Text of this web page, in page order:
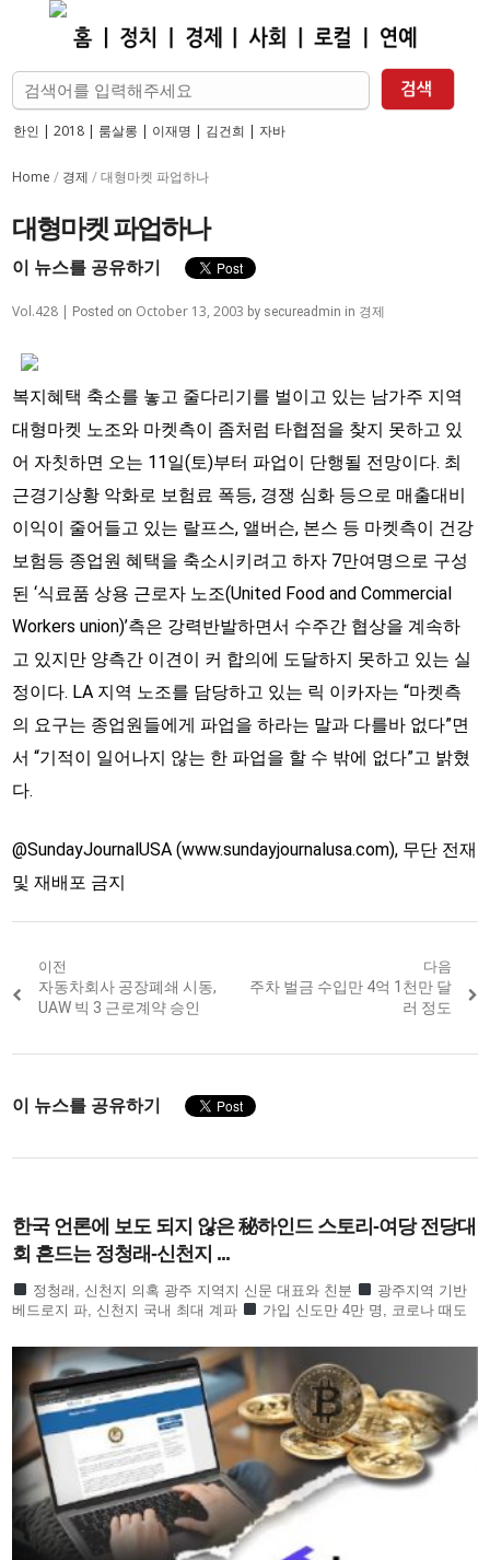
한인 | 2018| 룸살롱 | 이재명 | 김건희 | 자바
Home / 경제 /대형마켓 파업하나
대형마켓 파업하나
이 뉴스를 공유하기
Vol.428 | Posted on October 13, 2003 by secureadmin in 경제
복지혜택 축소를 놓고 줄다리기를 벌이고 있는 남가주 지역
대형마켓 노조와 마켓측이 좀처럼 타협점을 찾지 못하고 있
어 자칫하면 오는 11일(토)부터 파업이 단행될 전망이다. 최
근경기상황 악화로 보험료 폭등, 경쟁 심화 등으로 매출대비
이익이 줄어들고 있는 랄프스, 앨버슨, 본스 등 마켓측이 건강
보험등 종업원 혜택을 축소시키려고 하자 7만여명으로 구성
된 ‘식료품 상용 근로자 노조(United Food and Commercial
Workers union)’측은 강력반발하면서 수주간 협상을 계속하
고 있지만 양측간 이견이 커 합의에 도달하지 못하고 있는 실
정이다. LA 지역 노조를 담당하고 있는 릭 이카자는 “마켓측
의 요구는 종업원들에게 파업을 하라는 말과 다를바 없다”면
서 “기적이 일어나지 않는 한 파업을 할 수 밖에 없다”고 밝혔
다.
@SundayJournalUSA (www.sundayjournalusa.com), 무단 전재
및 재배포 금지
Post
navigation
이전
Previous
post:
자동차회사 공장폐쇄 시동,
UAW 빅 3 근로계약 승인
다음
Next
주차 벌금 수입만 4억 1천만 달
러 정도
이 뉴스를 공유하기
한국 언론에 보도 되지 않은 秘하인드 스토리-여당 전당대
회 흔드는 정청래-신천지 ...
정청래, 신천지 의혹 광주 지역지 신문 대표와 친분
광주지역 기반
베드로지 파, 신천지 국내 최대 계파
가입 신도만 4만 명, 코로나 때도